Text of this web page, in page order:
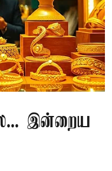
இன்றைய